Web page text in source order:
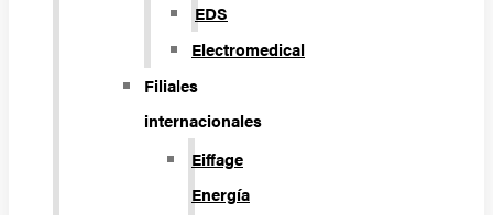
EDS
Electromedical
Filiales
internacionales
Eiffage
Energía